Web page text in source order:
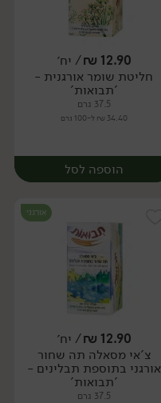
יח׳
12.90
₪/ יח׳
חליטת שומר אורגנית -
'תבואות'
37.5 גרם
34.40 ₪ ל-100 גרם
הוספה לסל
יח׳
אורגני
12.90
₪/ יח׳
צ'אי מסאלה תה שחור
אורגני בתוספת תבלינים -
'תבואות'
37.5 גרם